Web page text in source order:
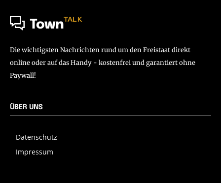
TownTALK
Die wichtigsten Nachrichten rund um den Freistaat direkt
online oder auf das Handy - kostenfrei und garantiert ohne
Paywall!
ÜBER UNS
Datenschutz
Impressum